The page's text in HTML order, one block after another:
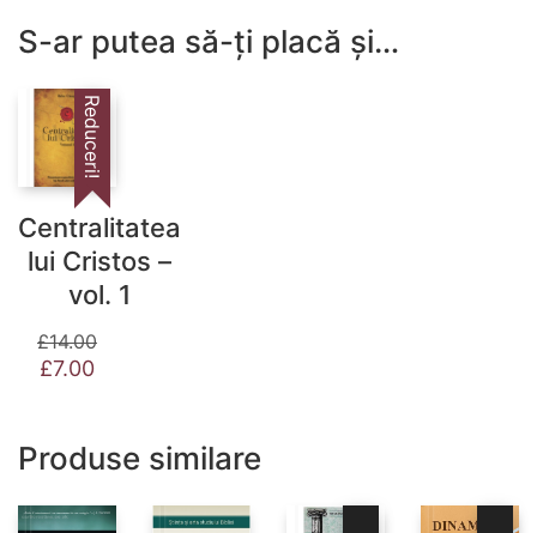
S-ar putea să-ți placă și…
Reduceri!
Centralitatea
lui Cristos –
vol. 1
£14.00
Prețul
£14.00.
£7.00Prețul
Produse similare